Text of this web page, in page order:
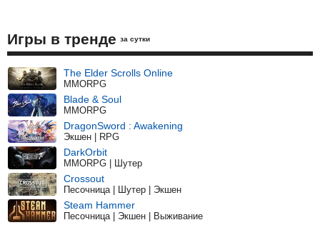
Игры в тренде за сутки
The Elder Scrolls Online
MMORPG
Blade & Soul
MMORPG
DragonSword : Awakening
Экшен | RPG
DarkOrbit
MMORPG | Шутер
Crossout
Песочница | Шутер | Экшен
Steam Hammer
Песочница | Экшен | Выживание